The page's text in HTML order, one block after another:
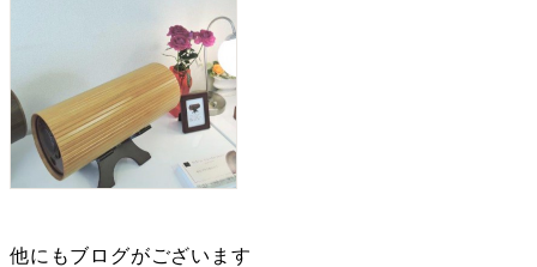
他にもブログがございます